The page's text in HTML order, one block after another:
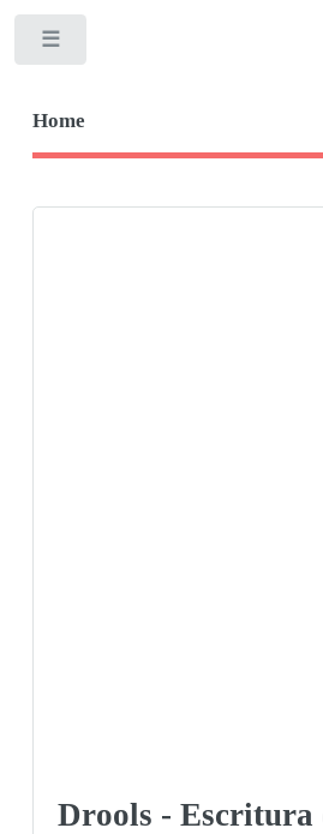
Home
Drools - Escritura